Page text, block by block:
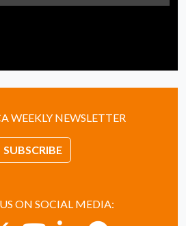
WEEKLY NEWSLETTER
SUBSCRIBE
ON SOCIAL MEDIA: